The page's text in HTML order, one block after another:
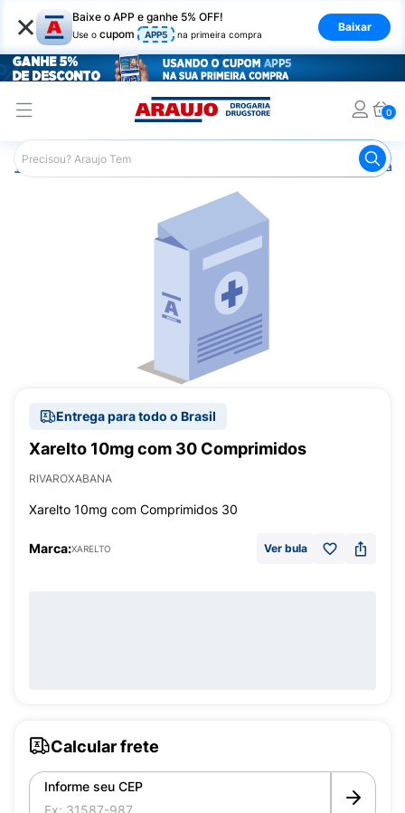
× Baixe o APP e ganhe 5% OFF!
Use o cupom APP5 na primeira compra
Baixar
0
Araujo Medicamentos Remédio para o Sistema
Entrega para todo o Brasil
Xarelto 10mg com 30 Comprimidos
RIVAROXABANA
Xarelto 10mg com Comprimidos 30
Marca:XARELTO Ver bula
Calcular frete
Informe seu CEP